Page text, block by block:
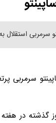
سرمربی استقلال
سرمربی
گذشته در